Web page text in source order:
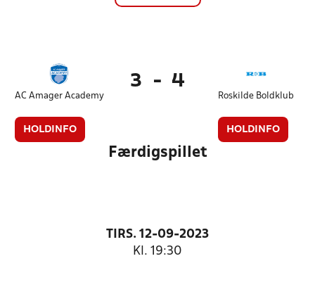
AC Amager Academy
HOLDINFO
3 - 4
Roskilde Boldklub
HOLDINFO
Færdigspillet
TIRS. 12-09-2023
Kl. 19:30